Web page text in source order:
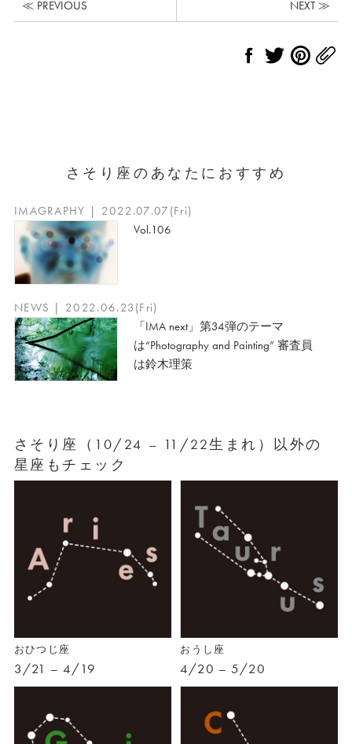
≪ PREVIOUS NEXT ≫
さそり座のあなたにおすすめ
IMAGRAPHY | 2022.07.07(Fri)
Vol.106
NEWS | 2022.06.23(Fri)
「IMA next」第34弾のテーマ
は“Photography and Painting” 審査員
は鈴木理策
さそり座（10/24 – 11/22生まれ）以外の
星座もチェック
おひつじ座
3/21 – 4/19
おうし座
4/20 – 5/20